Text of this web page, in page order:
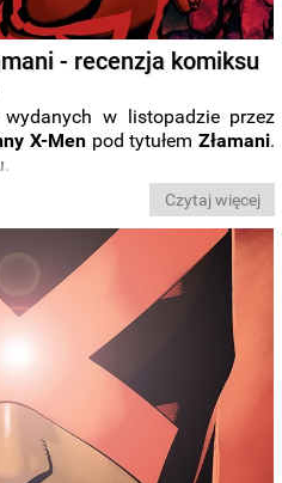
- recenzja komiksu
w listopadzie przez
X-Menpod tytułemZłamani.
Czytaj więcej